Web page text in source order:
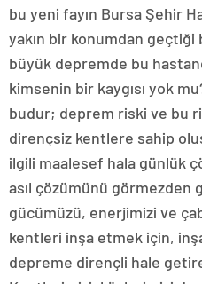
bu yeni fayın Bursa Şehir
yakın bir konumdan geçtiği
büyük depremde bu
kimsenin bir kaygısı yok
budur; deprem riski ve bu
dirençsiz kentlere sahip
ilgili maalesef hala günlük
asıl çözümünü görmezden
gücümüzü, enerjimizi ve
kentleri inşa etmek için,
depreme dirençli hale